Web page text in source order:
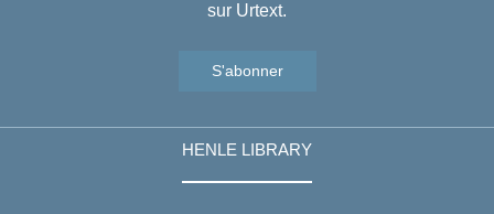
sur Urtext.
S'abonner
HENLE LIBRARY